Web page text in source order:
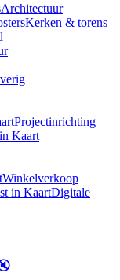
Architectuur
Kerken & torens
Projectinrichting
Winkelverkoop
Digitale